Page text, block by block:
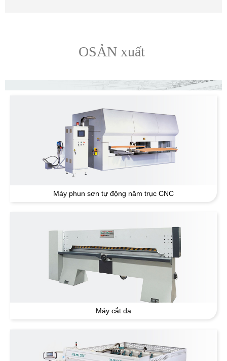
OSẢN xuất
Máy phun sơn tự động năm trục CNC
Máy cắt da